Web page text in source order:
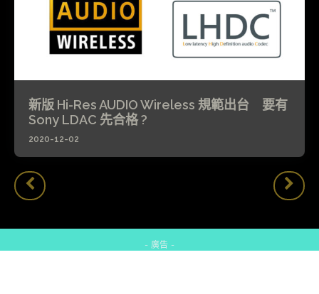
新版 Hi-Res AUDIO Wireless 規範出台 要有
Sony LDAC 先合格 ?
2020-12-02
- 廣告 -